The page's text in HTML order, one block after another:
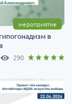
мероприятие
в
290